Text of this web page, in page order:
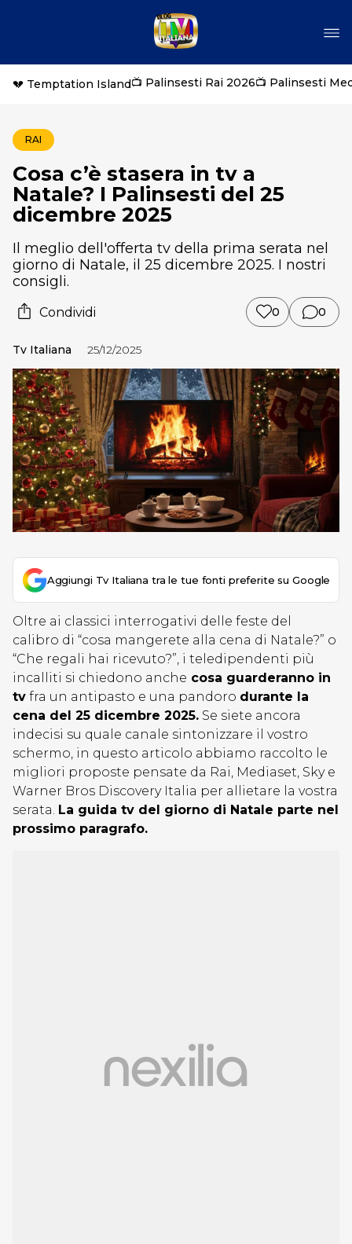
💔 Temptation Island📺 Palinsesti Rai 2026📺 Palinsesti
RAI
Cosa c’è stasera in tv a
Natale? I Palinsesti del 25
dicembre 2025
Il meglio dell'offerta tv della prima serata nel
giorno di Natale, il 25 dicembre 2025. I nostri
consigli.
Condividi 0 0
Tv Italiana 25/12/2025
Aggiungi Tv Italiana tra le tue fonti preferite su Google
Oltre ai classici interrogativi delle feste del
calibro di “cosa mangerete alla cena di Natale?” o
“Che regali hai ricevuto?”, i teledipendenti più
incalliti si chiedono anche cosa guarderanno in
tv fra un antipasto e una pandoro durante la
cena del 25 dicembre 2025. Se siete ancora
indecisi su quale canale sintonizzare il vostro
schermo, in questo articolo abbiamo raccolto le
migliori proposte pensate da Rai, Mediaset, Sky e
Warner Bros Discovery Italia per allietare la vostra
serata. La guida tv del giorno di Natale parte nel
prossimo paragrafo.